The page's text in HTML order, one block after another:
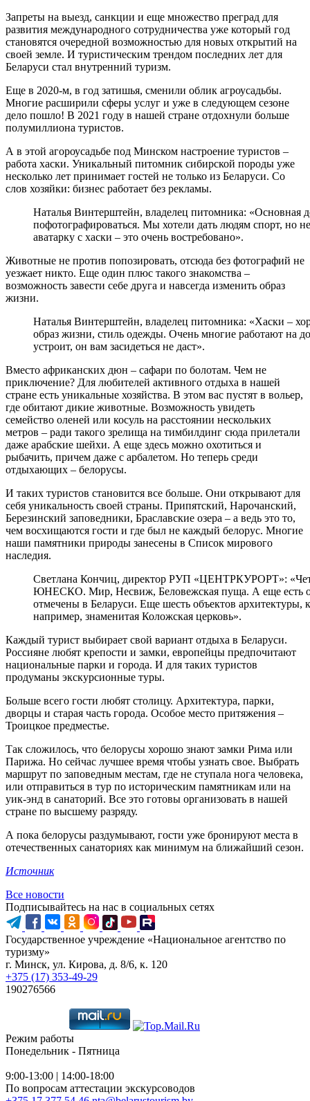
Запреты на выезд, санкции и еще множество преград для
развития международного сотрудничества уже который год
становятся очередной возможностью для новых открытий на
своей земле. И туристическим трендом последних лет для
Беларуси стал внутренний туризм.
Еще в 2020-м, в год затишья, сменили облик агроусадьбы.
Многие расширили сферы услуг и уже в следующем сезоне
дело пошло! В 2021 году в нашей стране отдохнули больше
полумиллиона туристов.
А в этой агороусадьбе под Минском настроение туристов –
работа хаски. Уникальный питомник сибирской породы уже
несколько лет принимает гостей не только из Беларуси. Со
слов хозяйки: бизнес работает без рекламы.
Наталья Винтерштейн, владелец питомника: «Основная
пофотографироваться. Мы хотели дать людям спорт, но
аватарку с хаски – это очень востребовано».
Животные не против попозировать, отсюда без фотографий не
уезжает никто. Еще один плюс такого знакомства –
возможность завести себе друга и навсегда изменить образ
жизни.
Наталья Винтерштейн, владелец питомника: «Хаски –
образ жизни, стиль одежды. Очень многие работают на
устроит, он вам засидеться не даст».
Вместо африканских дюн – сафари по болотам. Чем не
приключение? Для любителей активного отдыха в нашей
стране есть уникальные хозяйства. В этом вас пустят в вольер,
где обитают дикие животные. Возможность увидеть
семейство оленей или косуль на расстоянии нескольких
метров – ради такого зрелища на тимбилдинг сюда прилетали
даже арабские шейхи. А еще здесь можно охотиться и
рыбачить, причем даже с арбалетом. Но теперь среди
отдыхающих – белорусы.
И таких туристов становится все больше. Они открывают для
себя уникальность своей страны. Припятский, Нарочанский,
Березинский заповедники, Браславские озера – а ведь это то,
чем восхищаются гости и где был не каждый белорус. Многие
наши памятники природы занесены в Список мирового
наследия.
Светлана Кончиц, директор РУП «ЦЕНТРКУРОРТ»:
ЮНЕСКО. Мир, Несвиж, Беловежская пуща. А еще есть
отмечены в Беларуси. Еще шесть объектов
например, знаменитая Коложская церковь».
Каждый турист выбирает свой вариант отдыха в Беларуси.
Россияне любят крепости и замки, европейцы предпочитают
национальные парки и города. И для таких туристов
продуманы экскурсионные туры.
Больше всего гости любят столицу. Архитектура, парки,
дворцы и старая часть города. Особое место притяжения –
Троицкое предместье.
Так сложилось, что белорусы хорошо знают замки Рима или
Парижа. Но сейчас лучшее время чтобы узнать свое. Выбрать
маршрут по заповедным местам, где не ступала нога человека,
или отправиться в тур по историческим памятникам или на
уик-энд в санаторий. Все это готовы организовать в нашей
стране по высшему разряду.
А пока белорусы раздумывают, гости уже бронируют места в
отечественных санаториях как минимум на ближайший сезон.
Источник
Все новости
Подписывайтесь на нас в социальных сетях
Государственное учреждение «Национальное агентство по
туризму»
г. Минск, ул. Кирова, д. 8/6, к. 120
+375 (17) 353-49-29
190276566
Режим работы
Понедельник - Пятница
9:00-13:00 | 14:00-18:00
По вопросам аттестации экскурсоводов